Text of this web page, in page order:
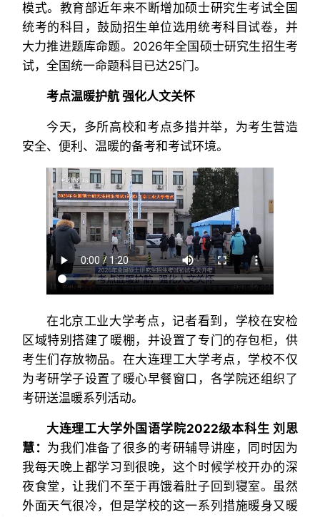
模式。教育部近年来不断增加硕士研究生考试全国
统考的科目，鼓励招生单位选用统考科目试卷，并
大力推进题库命题。2026年全国硕士研究生招生考
试，全国统一命题科目已达25门。
考点温暖护航 强化人文关怀
今天，多所高校和考点多措并举，为考生营造
安全、便利、温暖的备考和考试环境。
在北京工业大学考点，记者看到，学校在安检
区域特别搭建了暖棚，并设置了专门的存包柜，供
考生们存放物品。在大连理工大学考点，学校不仅
为考研学子设置了暖心早餐窗口，各学院还组织了
考研送温暖系列活动。
大连理工大学外国语学院2022级本科生 刘思
慧： 为我们准备了很多的考研辅导讲座，同时因为
我每天晚上都学习到很晚，这个时候学校开办的深
夜食堂，让我们不至于再饿着肚子回到寝室。虽然
外面天气很冷，但是学校的这一系列措施暖身又暖